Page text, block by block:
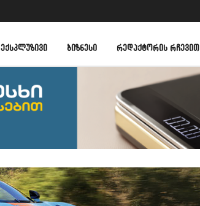
ᲔᲥᲡᲙᲚᲣᲖᲘᲕᲘ ᲑᲘᲖᲜᲔᲡᲘ ᲠᲔᲓᲐᲥᲢᲝᲠᲘᲡ ᲠᲩᲔᲕᲘᲗ